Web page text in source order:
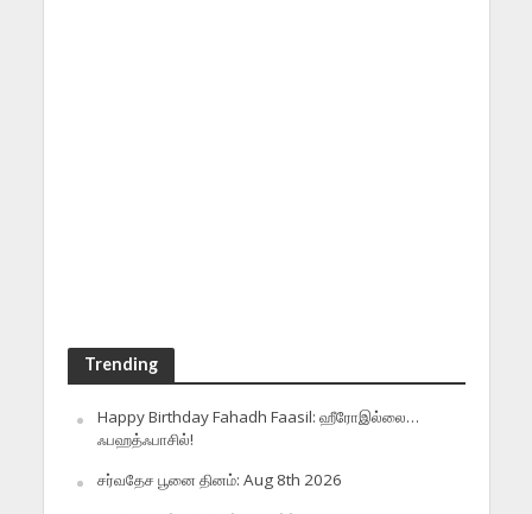
Trending
Happy Birthday Fahadh Faasil: ஹீரோஇல்லை…
ஃபஹத்ஃபாசில்!
சர்வதேச பூனை தினம்: Aug 8th 2026